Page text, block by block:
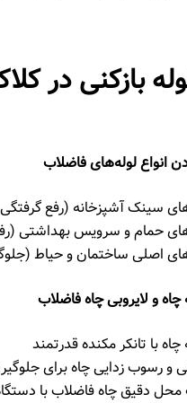
بازکنی در
انواع لوله‌های فاضلاب
سینک آشپزخانه (رفع
حمام و سرویس بهداشتی
اصلی ساختمان و حیاط
چاه و لایروبی چاه فاضلاب
چاه با تانکر مکنده قدرتمند
و رسوب ‌زدایی چاه برای
دقیق چاه فاضلاب با